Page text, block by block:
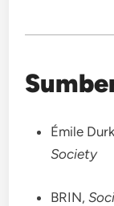
Émile
Society
BRIN,